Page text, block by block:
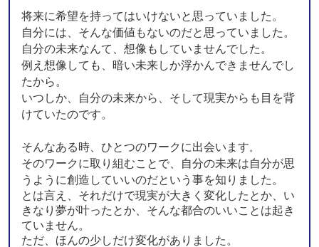
将来に希望を持ってはいけないと思っていました。
自分には、そんな価値もないのだと思っていました。
自分の未来なんて、想像もしていませんでした。
例え想像しても、暗い未来しか浮かんできませんでし
たから。
いつしか、自分の未来から、そして現実からも目を背
けていたのです。
そんなある時、ひとつのワークに出会います 。
そのワークに取り組むことで、自分の未来は自分が思
うように創造していいのだという事を知りました。
とは言え、それだけで現実が大きく変化したとか、い
きなり夢が叶ったとか、そんな都合のいいことは起き
ていません。
ただ、ほんの少しだけ変化がありました。